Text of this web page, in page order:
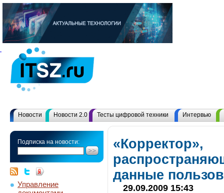
Новости Новости 2.0 Тесты цифровой техники Интервью
Подписка на новости:
Управление
«Корректор»,
данные
29.09.2009 15:43